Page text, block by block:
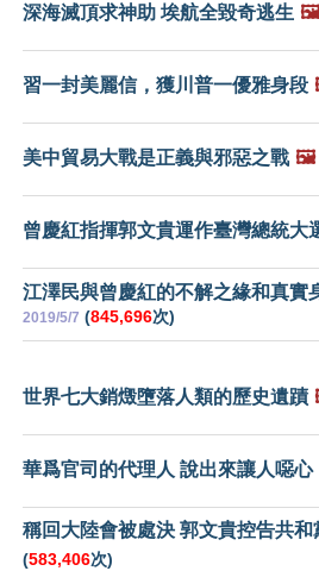
深海滅頂求神助 埃航全毀奇逃生 🖼️
習一封美麗信，獲川普一優雅身段
美中貿易大戰是正義與邪惡之戰 🖼️
曾慶紅指揮郭文貴運作臺灣總統大
江澤民與曾慶紅的不解之緣和真實
2019/5/7 (845,696次)
世界七大銷燬墮落人類的歷史遺蹟
華爲官司的代理人 說出來讓人噁心
稱回大陸會被處決 郭文貴控告共和
(583,406次)